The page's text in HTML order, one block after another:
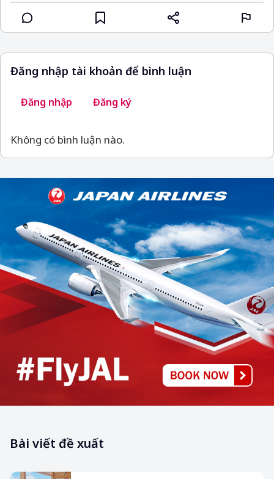
Đăng nhập tài khoản để bình luận
Đăng nhập Đăng ký
Không có bình luận nào.
Bài viết đề xuất